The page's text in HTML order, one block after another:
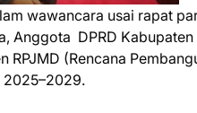
wawancara usai rapat
Anggota DPRD Kabupaten
(Rencana
2025–2029.